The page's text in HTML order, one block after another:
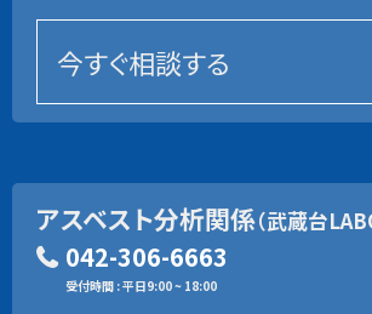
今すぐ相談する
アスベスト分析関係（武蔵台
042-306-6663
受付時間 : 平日9:00 ~ 18:00